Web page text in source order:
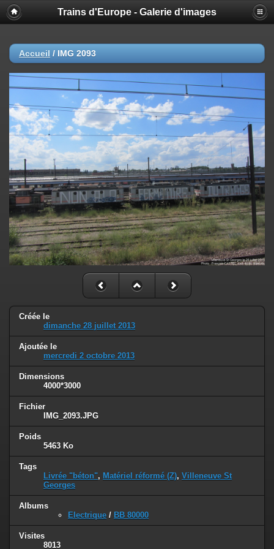
Trains d'Europe - Galerie d'images
Accueil / IMG 2093
Créée le
dimanche 28 juillet 2013
Ajoutée le
mercredi 2 octobre 2013
Dimensions
4000*3000
Fichier
IMG_2093.JPG
Poids
5463 Ko
Tags
Livrée "béton", Matériel réformé (Z), Villeneuve St
Georges
Albums
Electrique / BB 80000
Visites
8013